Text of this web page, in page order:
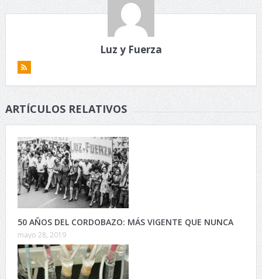
Luz y Fuerza
ARTÍCULOS RELATIVOS
50 AÑOS DEL CORDOBAZO: MÁS VIGENTE QUE NUNCA
mayo 28, 2019